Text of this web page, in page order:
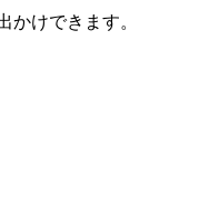
かけできます。